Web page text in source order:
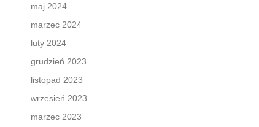
maj 2024
marzec 2024
luty 2024
grudzień 2023
listopad 2023
wrzesień 2023
marzec 2023